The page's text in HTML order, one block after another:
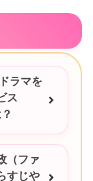
ラマを
ス
（ファ
すじや